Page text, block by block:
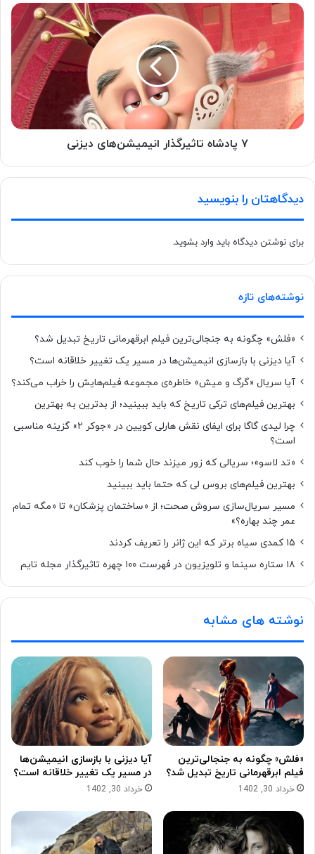
۷ پادشاه تاثیرگذار انیمیشن‌های دیزنی
دیدگاهتان را بنویسید
برای نوشتن دیدگاه باید وارد بشوید.
نوشته‌های تازه
«فلش» چگونه به جنجالی‌ترین فیلم ابرقهرمانی تاریخ تبدیل شد؟
آیا دیزنی با بازسازی انیمیشن‌ها در مسیر یک تغییر خلاقانه است؟
آیا سریال «گرگ و میش» خاطره‌ی مجموعه‌ فیلم‌هایش را خراب می‌کند؟
بهترین فیلم‌های ترکی تاریخ که باید ببینید؛ از بدترین به بهترین
چرا لیدی گاگا برای ایفای نقش هارلی کویین در «جوکر ۲» گزینه مناسبی
است؟
«تد لاسو»؛ سریالی که زور میزند حال شما را خوب کند
بهترین فیلم‌های بروس لی که حتما باید ببینید
مسیر سریال‌سازی سروش صحت؛ از «ساختمان پزشکان» تا «مگه تمام
عمر چند بهاره؟»
۱۵ کمدی سیاه برتر که این ژانر را تعریف کردند
۱۸ ستاره‌ سینما و تلویزیون در فهرست ۱۰۰ چهره تاثیرگذار مجله تایم
نوشته های مشابه
«فلش» چگونه به جنجالی‌ترین
فیلم ابرقهرمانی تاریخ تبدیل شد؟
خرداد 30, 1402
آیا دیزنی با بازسازی انیمیشن‌ها
در مسیر یک تغییر خلاقانه است؟
خرداد 30, 1402